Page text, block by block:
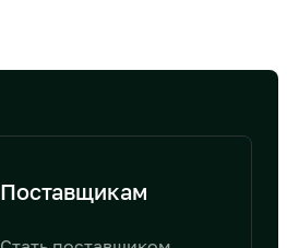
Поставщикам